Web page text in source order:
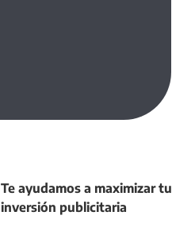
Te ayudamos a maximizar tu
inversión publicitaria